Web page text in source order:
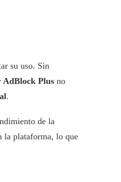
su uso. Sin
AdBlock Plus no
.
de la
la plataforma, lo que